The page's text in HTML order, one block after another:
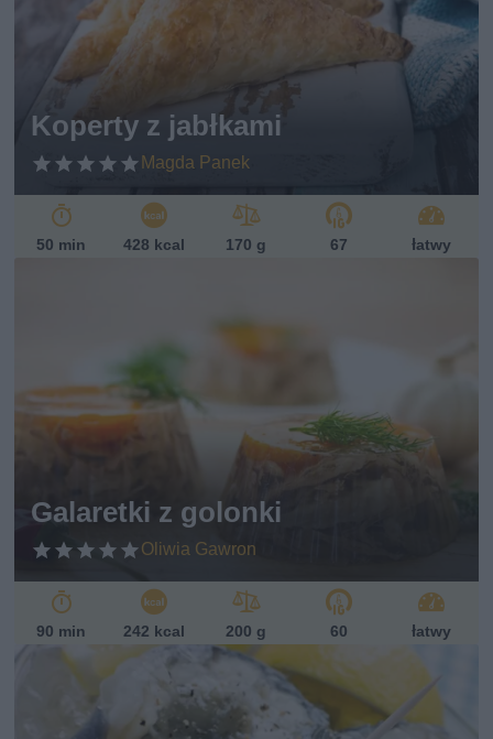
Koperty z jabłkami
Magda Panek
50 min 428 kcal 170 g 67 łatwy
Galaretki z golonki
Oliwia Gawron
90 min 242 kcal 200 g 60 łatwy